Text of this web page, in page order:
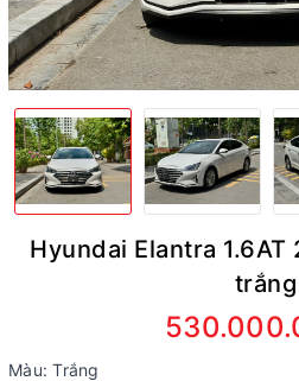
Hyundai Elantra 1.6AT
trắng
Màu: Trắng